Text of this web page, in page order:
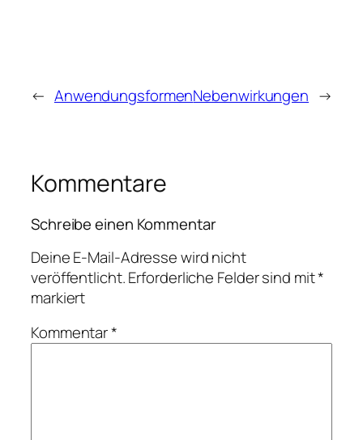
← AnwendungsformenNebenwirkungen →
Kommentare
Schreibe einen Kommentar
Deine E-Mail-Adresse wird nicht
veröffentlicht.Erforderliche Felder sind mit*
markiert
Kommentar*